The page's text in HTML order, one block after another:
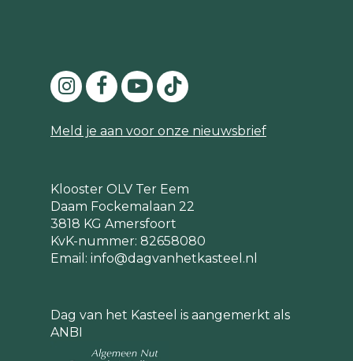
Meld je aan voor onze nieuwsbrief
Klooster OLV Ter Eem
Daam Fockemalaan 22
3818 KG Amersfoort
KvK-nummer: 82658080
Email: info@dagvanhetkasteel.nl
Dag van het Kasteel is aangemerkt als
ANBI